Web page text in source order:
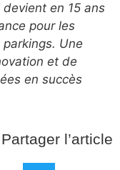
devient en 15 ans
pour les
Une
et de
en succès
Partager l’article